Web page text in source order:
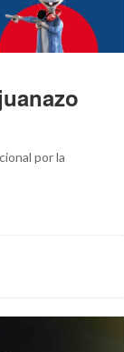
por la